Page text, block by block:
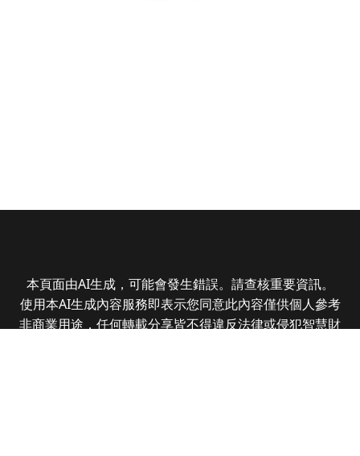
本頁面由AI生成，可能會發生錯誤。請查核重要資訊。
使用本AI生成內容服務即表示您同意此內容僅供個人參考
非商業用途，任何轉載分享皆不得違反法律或侵犯智慧財